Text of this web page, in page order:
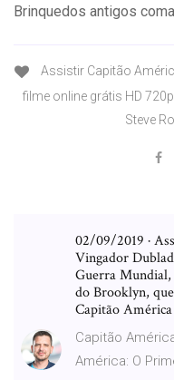
Brinquedos antigos
Assistir Capitão
filme online grátis HD
Steve
02/09/2019 ·
Vingador
Guerra Mundial,
do Brooklyn,
Capitão
Capitão
América: O